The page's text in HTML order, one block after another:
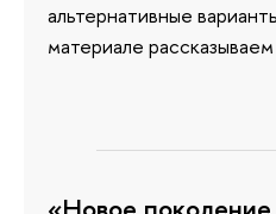
альтернативные
материале